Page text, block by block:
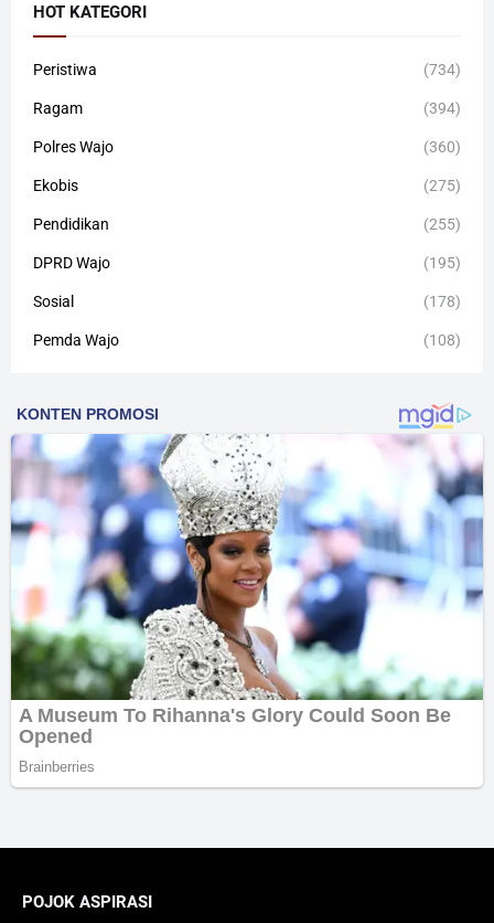
HOT KATEGORI
Peristiwa (734)
Ragam (394)
Polres Wajo (360)
Ekobis (275)
Pendidikan (255)
DPRD Wajo (195)
Sosial (178)
Pemda Wajo (108)
POJOK ASPIRASI